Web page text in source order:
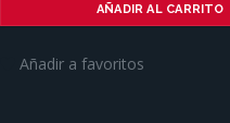
AÑADIR AL CARRITO
Añadir a favoritos